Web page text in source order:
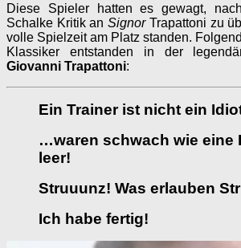
Diese Spieler hatten es gewagt,
Schalke Kritik anSignorTrapattoni zu
volle Spielzeit am Platz standen.
Klassiker entstanden in der
Giovanni Trapattoni:
Ein Trainer ist nicht ein
…waren schwach wie eine
leer!
Struuunz! Was erlauben
Ich habe fertig!